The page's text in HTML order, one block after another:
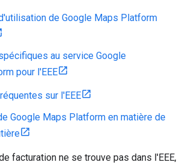
de Google Maps Platform
au service Google
pour l'EEE
sur l'EEE
Google Maps Platform en matière de
facturation ne se trouve pas dans l'EEE,